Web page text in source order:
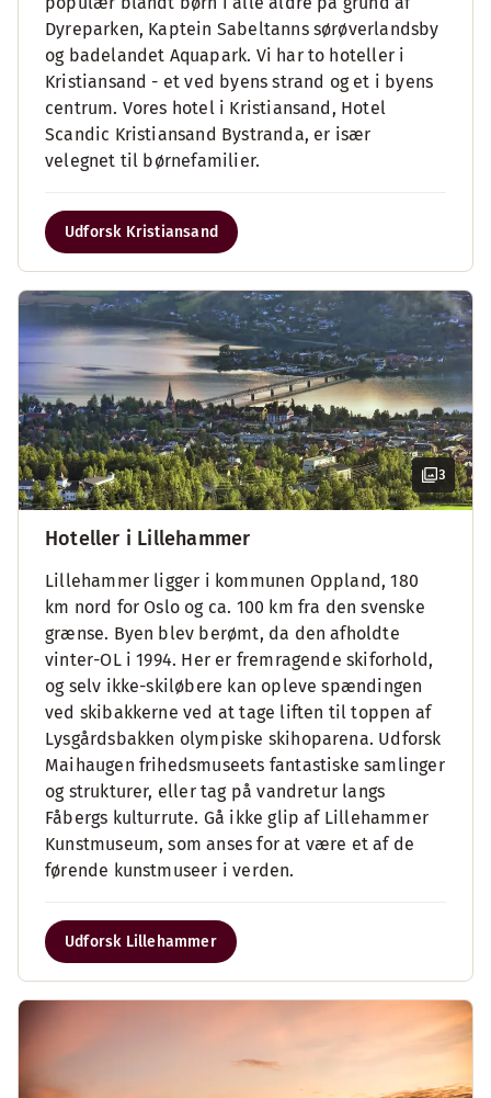
Dyreparken, Kaptein Sabeltanns sørøverlandsby
og badelandet Aquapark. Vi har to hoteller i
Kristiansand - et ved byens strand og et i byens
centrum. Vores hotel i Kristiansand, Hotel
Scandic Kristiansand Bystranda, er især
velegnet til børnefamilier.
Udforsk Kristiansand
3
Hoteller i Lillehammer
Lillehammer ligger i kommunen Oppland, 180
km nord for Oslo og ca. 100 km fra den svenske
grænse. Byen blev berømt, da den afholdte
vinter-OL i 1994. Her er fremragende skiforhold,
og selv ikke-skiløbere kan opleve spændingen
ved skibakkerne ved at tage liften til toppen af
Lysgårdsbakken olympiske skihoparena. Udforsk
Maihaugen frihedsmuseets fantastiske samlinger
og strukturer, eller tag på vandretur langs
Fåbergs kulturrute. Gå ikke glip af Lillehammer
Kunstmuseum, som anses for at være et af de
førende kunstmuseer i verden.
Udforsk Lillehammer